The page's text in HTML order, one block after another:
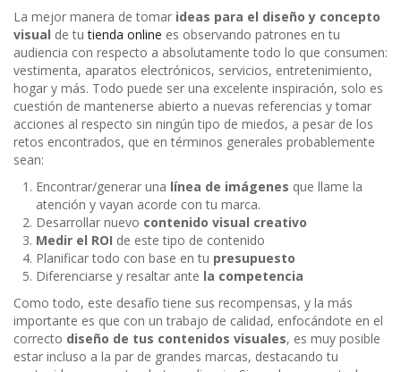
La mejor manera de tomar ideas para el diseño y concepto
visual de tutienda online es observando patrones en tu
audiencia con respecto a absolutamente todo lo que consumen:
vestimenta, aparatos electrónicos, servicios, entretenimiento,
hogar y más. Todo puede ser una excelente inspiración, solo es
cuestión de mantenerse abierto a nuevas referencias y tomar
acciones al respecto sin ningún tipo de miedos, a pesar de los
retos encontrados, que en términos generales probablemente
sean:
Encontrar/generar una línea de imágenes que llame la
atención y vayan acorde con tu marca.
Desarrollar nuevo contenido visual creativo
Medir el ROI de este tipo de contenido
Planificar todo con base en tu presupuesto
Diferenciarse y resaltar ante la competencia
Como todo, este desafío tiene sus recompensas, y la más
importante es que con un trabajo de calidad, enfocándote en el
correcto diseño de tus contenidos visuales, es muy posible
estar incluso a la par de grandes marcas, destacando tu